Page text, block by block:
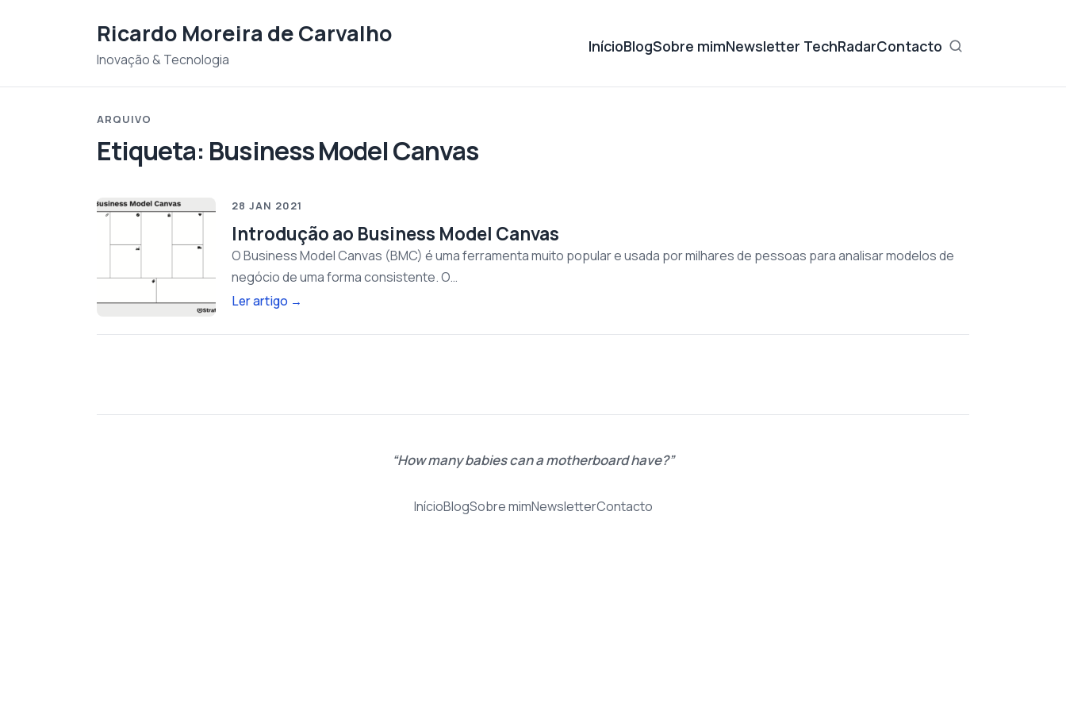
Ricardo Moreira de Carvalho
Inovação & Tecnologia
InícioBlogSobre mimNewsletter TechRadarContacto
ARQUIVO
Etiqueta: Business Model Canvas
28 JAN 2021
Introdução ao Business Model Canvas
O Business Model Canvas (BMC) é uma ferramenta muito popular e usada por milhares de pessoas para analisar modelos de
negócio de uma forma consistente. O…
Ler artigo →
How many babies can a motherboard have?
InícioBlogSobre mimNewsletterContacto